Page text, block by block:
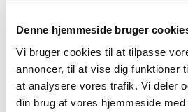
Denne hjemmeside bruger
Vi bruger cookies til at tilpasse
annoncer, til at vise dig funktioner
at analysere vores trafik. Vi deler
din brug af vores hjemmeside